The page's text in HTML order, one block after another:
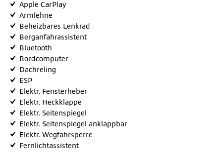
Apple CarPlay
Armlehne
Beheizbares Lenkrad
Berganfahrassistent
Bluetooth
Bordcomputer
Dachreling
ESP
Elektr. Fensterheber
Elektr. Heckklappe
Elektr. Seitenspiegel
Elektr. Seitenspiegel anklappbar
Elektr. Wegfahrsperre
Fernlichtassistent